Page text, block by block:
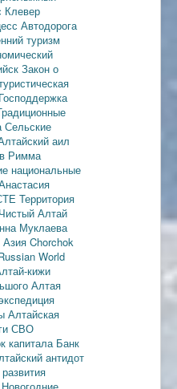
Клевер
Автодорога
туризм
Закон о
Господдержка
Сельские
аил
Римма
национальные
Территория
Алтай
Муклаева
Азия Chorchok
World
кижи
Алтая
Алтайская
СВО
капитала Банк
антидот